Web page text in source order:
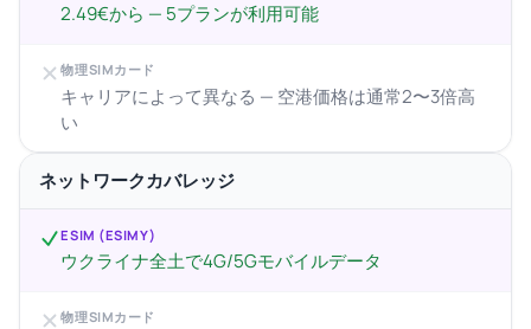
2.49€から — 5プランが利用可能
物理SIMカード
キャリアによって異なる — 空港価格は通常2〜3倍高
い
ネットワークカバレッジ
ESIM (ESIMY)
ウクライナ全土で4G/5Gモバイルデータ
物理SIMカード